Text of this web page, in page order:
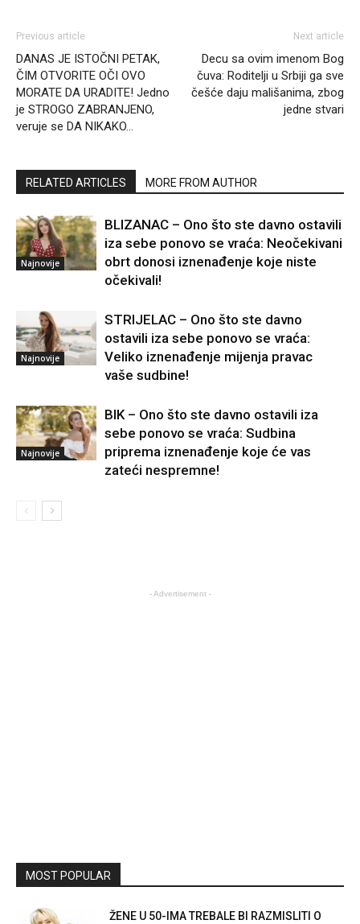
Previous article
DANAS JE ISTOČNI PETAK,
ČIM OTVORITE OČI OVO
MORATE DA URADITE! Jedno
je STROGO ZABRANJENO,
veruje se DA NIKAKO…
Next article
Decu sa ovim imenom Bog
čuva: Roditelji u Srbiji ga sve
češće daju mališanima, zbog
jedne stvari
RELATED ARTICLES MORE FROM AUTHOR
Najnovije
BLIZANAC – Ono što ste davno ostavili
iza sebe ponovo se vraća: Neočekivani
obrt donosi iznenađenje koje niste
očekivali!
Najnovije
STRIJELAC – Ono što ste davno
ostavili iza sebe ponovo se vraća:
Veliko iznenađenje mijenja pravac
vaše sudbine!
Najnovije
BIK – Ono što ste davno ostavili iza
sebe ponovo se vraća: Sudbina
priprema iznenađenje koje će vas
zateći nespremne!
- Advertisement -
MOST POPULAR
ŽENE U 50-IMA TREBALE BI RAZMISLITI O